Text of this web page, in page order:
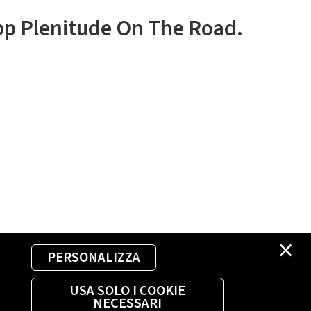
×
PERSONALIZZA
USA SOLO I COOKIE
NECESSARI
Plenitude On The Road.